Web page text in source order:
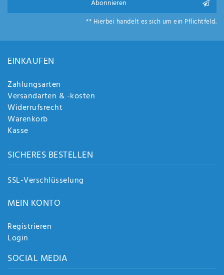
Abonnieren
** Hierbei handelt es sich um ein Pflichtfeld.
EINKAUFEN
Zahlungsarten
Versandarten & -kosten
Widerrufsrecht
Warenkorb
Kasse
SICHERES BESTELLEN
SSL-Verschlüsselung
MEIN KONTO
Registrieren
Login
SOCIAL MEDIA